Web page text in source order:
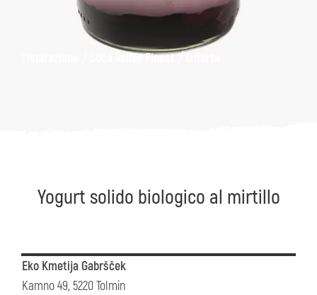
Soča Valley Finest/
Kanin
escursionistici
Yogurt solido biologico al mirtillo
Eko Kmetija Gabršček
Kamno 49, 5220 Tolmin